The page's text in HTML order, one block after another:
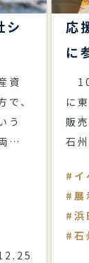
シ
資
、
う
者
応
に
に
販
石
浜
石